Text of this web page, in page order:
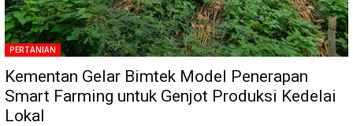
PERTANIAN
Kementan Gelar Bimtek Model Penerapan
Smart Farming untuk Genjot Produksi Kedelai
Lokal